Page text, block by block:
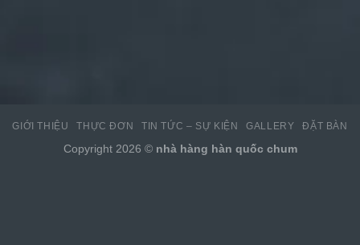
GIỚI THIỆU THỰC ĐƠN TIN TỨC – SỰ KIỆN GALLERY ĐẶT BÀN
Copyright 2026 © nhà hàng hàn quốc chum